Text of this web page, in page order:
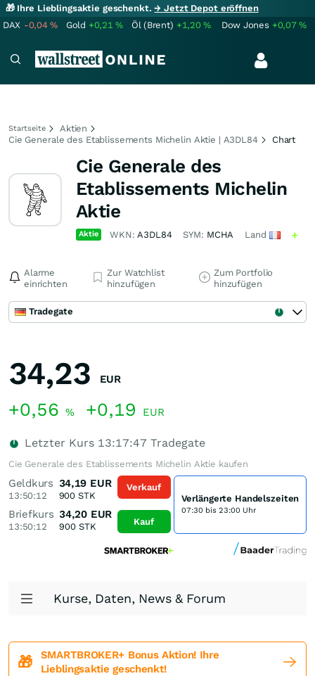
🎁 Ihre Lieblingsaktie geschenkt.→ Jetzt Depot eröffnen
DAX -0,04% Gold +0,21% Öl (Brent) +1,20% Dow Jones +0,07%
Startseite
Aktien
Cie Generale des Etablissements Michelin Aktie | A3DL84
Chart
Cie Generale des
Etablissements Michelin
Aktie
Aktie WKN:A3DL84 SYM: MCHA Land
Alarme
einrichten
Zur Watchlist
hinzufügen
Zum Portfolio
hinzufügen
Tradegate
34,23 EUR
+0,56 % +0,19 EUR
Letzter Kurs 13:17:47 Tradegate
Cie Generale des Etablissements Michelin Aktie kaufen
Geldkurs
13:50:12
34,19 EUR
900 STK
Briefkurs
13:50:12
34,20 EUR
900STK
Verkauf
Kauf
Verlängerte Handelszeiten
07:30 bis 23:00 Uhr
Kurse, Daten, News & Forum
🎁
SMARTBROKER+ Bonus Aktion! Ihre
Lieblingsaktie geschenkt!